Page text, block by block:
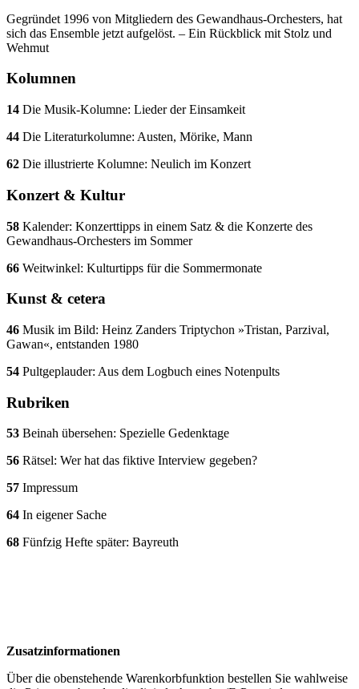
Gegründet 1996 von Mitgliedern des Gewandhaus-Orchesters, hat
sich das Ensemble jetzt aufgelöst. – Ein Rückblick mit Stolz und
Wehmut
Kolumnen
14 Die Musik-Kolumne: Lieder der Einsamkeit
44 Die Literaturkolumne: Austen, Mörike, Mann
62 Die illustrierte Kolumne: Neulich im Konzert
Konzert & Kultur
58 Kalender: Konzerttipps in einem Satz & die Konzerte des
Gewandhaus-Orchesters im Sommer
66 Weitwinkel: Kulturtipps für die Sommermonate
Kunst & cetera
46 Musik im Bild: Heinz Zanders Triptychon »Tristan, Parzival,
Gawan«, entstanden 1980
54 Pultgeplauder: Aus dem Logbuch eines Notenpults
Rubriken
53 Beinah übersehen: Spezielle Gedenktage
56 Rätsel: Wer hat das fiktive Interview gegeben?
57 Impressum
64 In eigener Sache
68 Fünfzig Hefte später: Bayreuth
Zusatzinformationen
Über die obenstehende Warenkorbfunktion bestellen Sie wahlweise